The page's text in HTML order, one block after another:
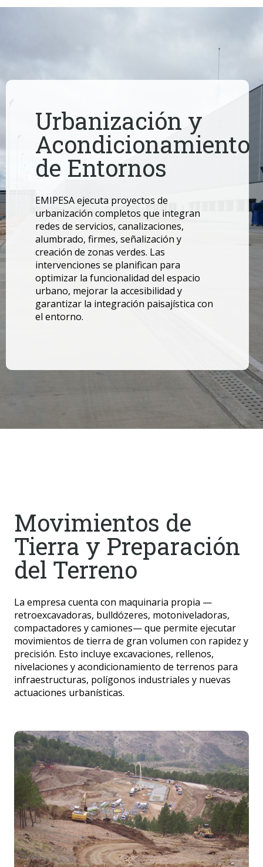
Urbanización y
Acondicionamiento
de Entornos
EMIPESA ejecuta proyectos de
urbanización completos que integran
redes de servicios, canalizaciones,
alumbrado, firmes, señalización y
creación de zonas verdes. Las
intervenciones se planifican para
optimizar la funcionalidad del espacio
urbano, mejorar la accesibilidad y
garantizar la integración paisajística con
el entorno.
Movimientos de
Tierra y Preparación
del Terreno
La empresa cuenta con maquinaria propia —
retroexcavadoras, bulldózeres, motoniveladoras,
compactadores y camiones— que permite ejecutar
movimientos de tierra de gran volumen con rapidez y
precisión. Esto incluye excavaciones, rellenos,
nivelaciones y acondicionamiento de terrenos para
infraestructuras, polígonos industriales y nuevas
actuaciones urbanísticas.